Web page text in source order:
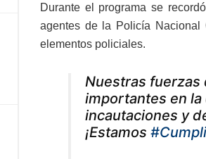
Durante el programa se
agentes de la Policía
elementos policiales.
Nuestras fuerzas
importantes en
incautaciones y
¡Estamos